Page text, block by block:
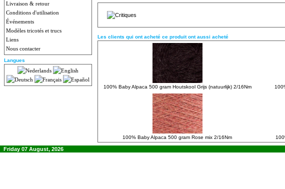
Livraison & retour
Conditions d'utilisation
Événements
Modèles tricotés et trucs
Liens
Nous contacter
Langues
Les clients qui ont acheté ce produit ont aussi acheté
100% Baby Alpaca 500 gram Houtskool Grijs (natuurlijk) 2/16Nm
100% Baby Alpaca 500 gram Rose mix 2/16Nm
Friday 07 August, 2026